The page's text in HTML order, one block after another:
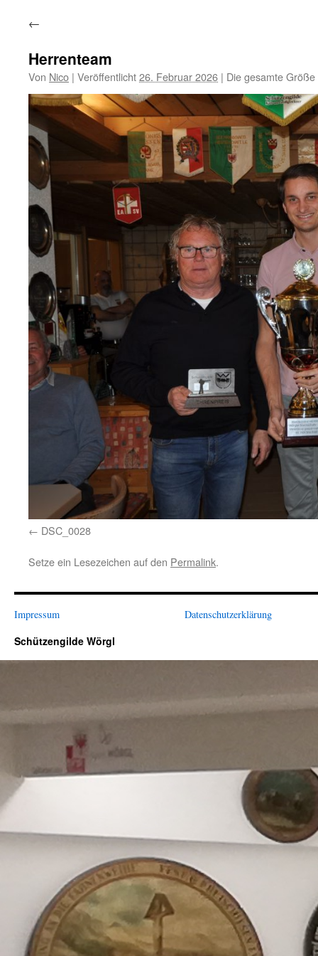
←
Herrenteam
Von Nico | Veröffentlicht26. Februar 2026 | Die gesamte
DSC_0028
Setze ein Lesezeichen auf den Permalink.
Impressum Datenschutzerklärung
Schützengilde Wörgl